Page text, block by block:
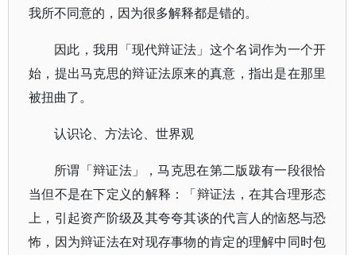
我所不同意的，因为很多解释都是错的。
因此，我用「现代辩证法」这个名词作为一个开
始，提出马克思的辩证法原来的真意，指出是在那里
被扭曲了。
认识论、方法论、世界观
所谓「辩证法」，马克思在第二版跋有一段很恰
当但不是在下定义的解释：「辩证法，在其合理形态
上，引起资产阶级及其夸夸其谈的代言人的恼怒与恐
怖，因为辩证法在对现存事物的肯定的理解中同时包